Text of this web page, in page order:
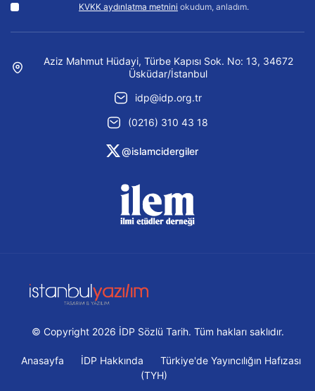
KVKK aydınlatma metnini okudum, anladım.
Aziz Mahmut Hüdayi, Türbe Kapısı Sok. No: 13, 34672
Üsküdar/İstanbul
idp@idp.org.tr
(0216) 310 43 18
@islamcidergiler
© Copyright 2026 İDP Sözlü Tarih. Tüm hakları saklıdır.
Anasayfa İDP Hakkında
Türkiye'de Yayıncılığın Hafızası
(TYH)